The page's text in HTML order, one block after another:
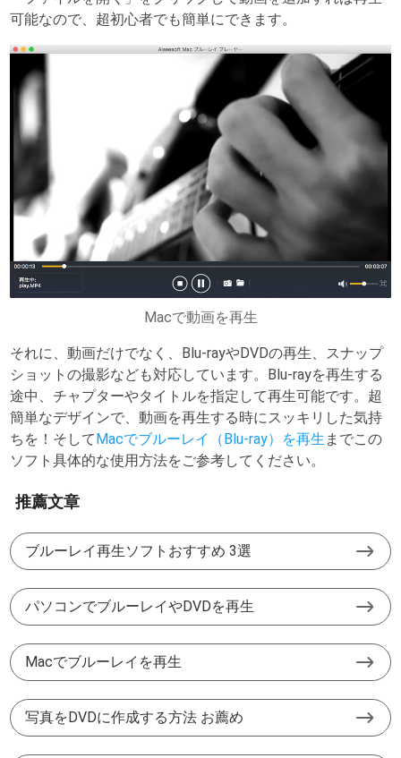
可能なので、超初心者でも簡単にできます。
Macで動画を再生
それに、動画だけでなく、Blu-rayやDVDの再生、スナップ
ショットの撮影なども対応しています。Blu-rayを再生する
途中、チャプターやタイトルを指定して再生可能です。超
簡単なデザインで、動画を再生する時にスッキリした気持
ちを！そして Macでブルーレイ（Blu-ray）を再生 までこの
ソフト具体的な使用方法をご参考してください。
推薦文章
ブルーレイ再生ソフトおすすめ 3選
パソコンでブルーレイやDVDを再生
Macでブルーレイを再生
写真をDVDに作成する方法 お薦め